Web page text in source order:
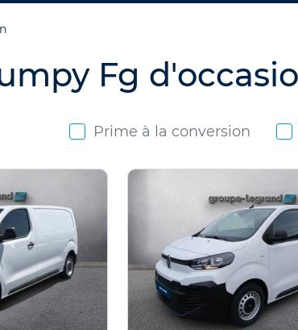
Fg
Prime à la conversion